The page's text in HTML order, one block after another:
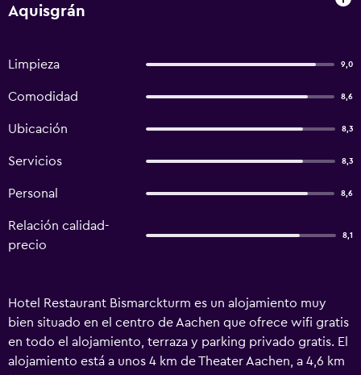
Aquisgrán
Limpieza 9,0
Comodidad 8,6
Ubicación 8,3
Servicios 8,3
Personal 8,6
Relación calidad-
precio
8,1
Hotel Restaurant Bismarckturm es un alojamiento muy
bien situado en el centro de Aachen que ofrece wifi gratis
en todo el alojamiento, terraza y parking privado gratis. El
alojamiento está a unos 4 km de Theater Aachen, a 4,6 km